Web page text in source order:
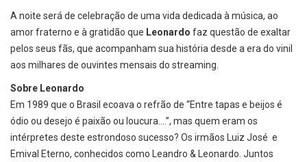
A noite será de celebração de uma vida dedicada à música, ao
amor fraterno e à gratidão que Leonardo faz questão de exaltar
pelos seus fãs, que acompanham sua história desde a era do vinil
aos milhares de ouvintes mensais do streaming.
Sobre Leonardo
Em 1989 que o Brasil ecoava o refrão de “Entre tapas e beijos é
ódio ou desejo é paixão ou loucura….”, mas quem eram os
intérpretes deste estrondoso sucesso? Os irmãos Luiz José e
Emival Eterno, conhecidos como Leandro & Leonardo. Juntos